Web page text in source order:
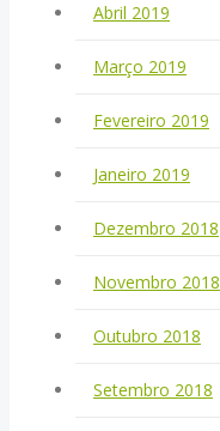
Abril 2019
Março 2019
Fevereiro 2019
Janeiro 2019
Dezembro 2018
Novembro 2018
Outubro 2018
Setembro 2018